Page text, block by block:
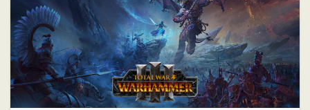
リザードマン
ヴァンパイアカウント
初心者
初心者向け 大会
振り返り
攻略ガイド
攻略情報 自作PC 雑記